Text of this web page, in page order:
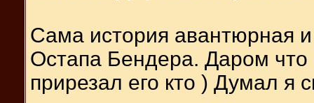
Сама история авантюрная
Остапа Бендера. Даром что
прирезал его кто ) Думал я